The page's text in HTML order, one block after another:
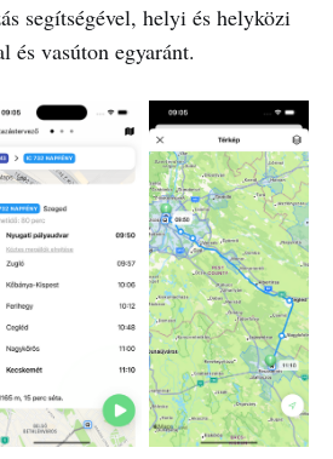
segítségével, helyi és helyközi
és vasúton egyaránt.